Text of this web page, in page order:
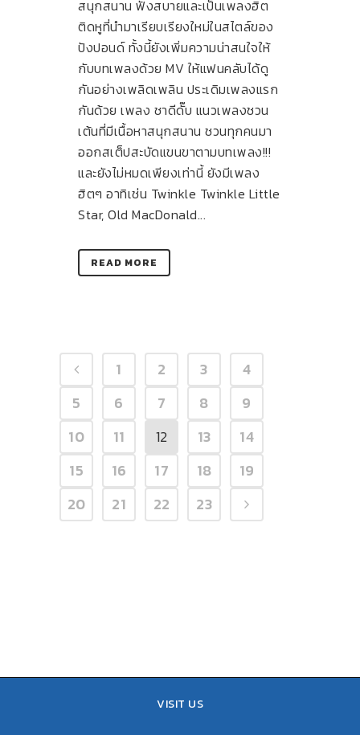
สนุกสนาน ฟังสบายและเป็นเพลงฮิต
ติดหูที่นำมาเรียบเรียงใหม่ในสไตล์ของ
ปังปอนด์ ทั้งนี้ยังเพิ่มความน่าสนใจให้
กับบทเพลงด้วย MV ให้แฟนคลับได้ดู
กันอย่างเพลิดเพลิน ประเดิมเพลงแรก
กันด้วย เพลง ชาดีดั๊บ แนวเพลงชวน
เต้นที่มีเนื้อหาสนุกสนาน ชวนทุกคนมา
ออกสเต็ปสะบัดแขนขาตามบทเพลง!!!
และยังไม่หมดเพียงเท่านี้ ยังมีเพลง
ฮิตๆ อาทิเช่น Twinkle Twinkle Little
Star, Old MacDonald...
READ MORE
1 2 3
4
5
6 7 8
9
10
11 12 13
14
15
16 17 18
19
20
21 22 23
VISIT US